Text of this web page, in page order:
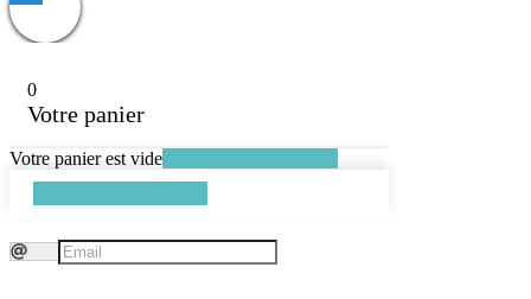
0
Votre panier
Votre panier est vide